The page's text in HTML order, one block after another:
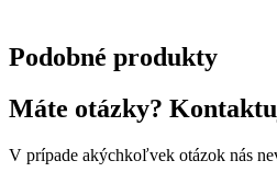
Podobné produkty
Máte otázky?
V prípade akýchkoľvek otázok nás